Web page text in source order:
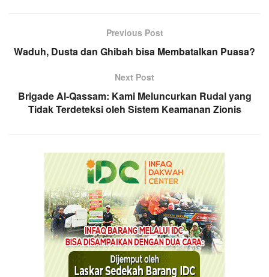
Previous Post
Waduh, Dusta dan Ghibah bisa Membatalkan Puasa?
Next Post
Brigade Al-Qassam: Kami Meluncurkan Rudal yang
Tidak Terdeteksi oleh Sistem Keamanan Zionis